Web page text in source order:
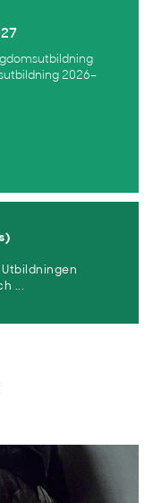
2026–
...